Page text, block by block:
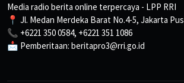
Media radio berita online terpercaya - LPP RRI
📍 Jl. Medan Merdeka Barat No.4-5, Jakarta
📞 +6221 350 0584, +6221 351 1086
📩 Pemberitaan: beritapro3@rri.go.id